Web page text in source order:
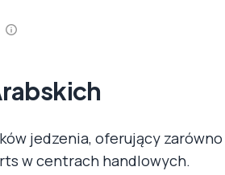
jedzenia, oferujący zarówno
w centrach handlowych.